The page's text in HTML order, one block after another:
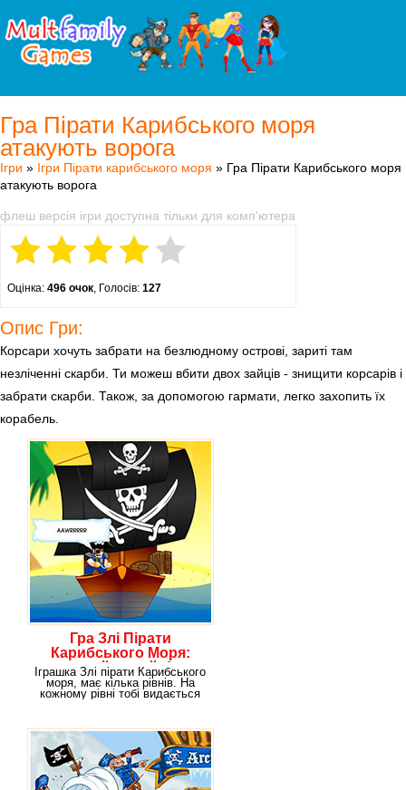
Гра Пірати Карибського моря
атакують ворога
Ігри » Ігри Пірати карибського моря » Гра Пірати Карибського моря
атакують ворога
флеш версія ігри доступна тільки для комп'ютера
Оцінка: 496 очок, Голосів: 127
Опис Гри:
Корсари хочуть забрати на безлюдному острові, зариті там
незліченні скарби. Ти можеш вбити двох зайців - знищити корсарів і
забрати скарби. Також, за допомогою гармати, легко захопить їх
корабель.
Гра Злі Пірати
Карибського Моря:
воюй онлайн!
Іграшка Злі пірати Карибського
моря, має кілька рівнів. На
кожному рівні тобі видається